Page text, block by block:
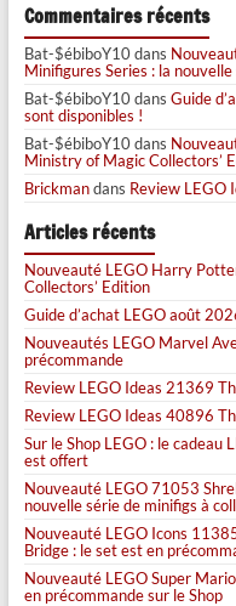
Commentaires récents
Bat-$ébiboY10dans
Minifigures Series : la
Bat-$ébiboY10dans Guide
sont disponibles !
Bat-$ébiboY10dans
Ministry of Magic Collectors’
Brickmandans Review LEGO
Articles récents
Nouveauté LEGO Harry
Collectors’ Edition
Guide d’achat LEGO août
Nouveautés LEGO Marvel
précommande
Review LEGO Ideas 21369
Review LEGO Ideas 40896
Sur le Shop LEGO : le
est offert
Nouveauté LEGO 71053
nouvelle série de minifigs à
Nouveauté LEGO Icons
Bridge : le set est en
Nouveauté LEGO Super
en précommande sur le Shop